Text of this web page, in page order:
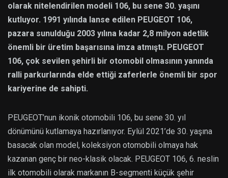
olarak nitelendirilen modeli 106, bu sene 30. yaşını
kutluyor. 1991 yılında lanse edilen PEUGEOT 106,
pazara sunulduğu 2003 yılına kadar 2,8 milyon adetlik
önemli bir üretim başarısına imza atmıştı. PEUGEOT
106, çok sevilen şehirli bir otomobil olmasının yanında
ralli parkurlarında elde ettiği zaferlerle önemli bir spor
kariyerine de sahipti.
PEUGEOT’nun ikonik otomobili 106, bu sene 30. yıl
dönümünü kutlamaya hazırlanıyor. Eylül 2021’de 30. yaşına
basacak olan model, koleksiyon otomobili olmaya hak
kazanan genç bir neo-klasik olacak. PEUGEOT 106, 6. neslin
ilk otomobili olarak markanın B-segmenti küçük şehir